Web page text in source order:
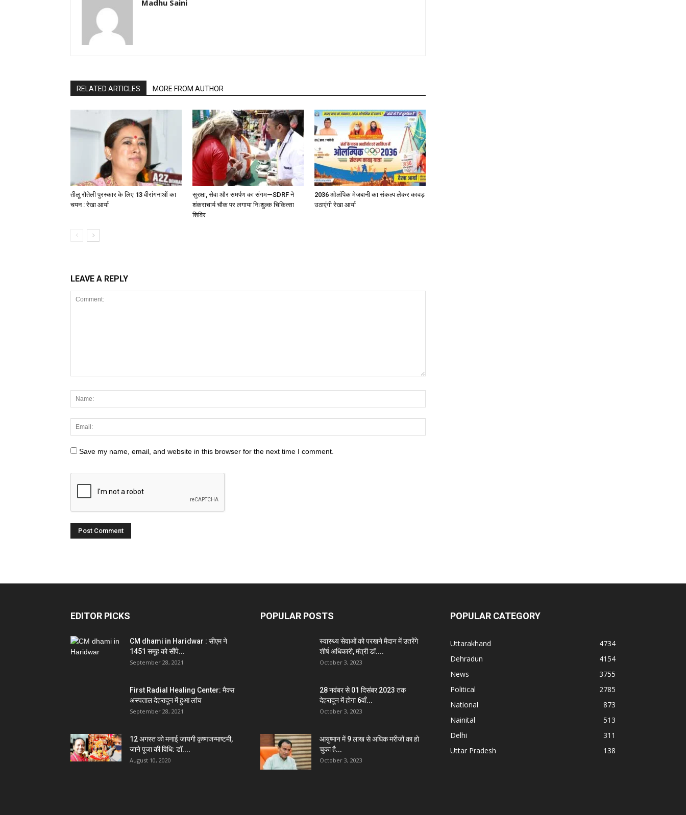
Madhu Saini
RELATED ARTICLES MORE FROM AUTHOR
तीलू रौतेली पुरस्कार के लिए 13 वीरांगनाओं का
चयन : रेखा आर्या
सुरक्षा, सेवा और समर्पण का संगम—SDRF ने
शंकराचार्य चौक पर लगाया निःशुल्क चिकित्सा
शिविर
2036 ओलंपिक मेजबानी का संकल्प लेकर कावड़
उठाएंगी रेखा आर्या
LEAVE A REPLY
Save my name, email, and website in this browser for the next time I comment.
EDITOR PICKS
CM dhami in Haridwar : सीएम ने
1451 समूह को सौंपे...
September 28, 2021
First Radial Healing Center: मैक्स
अस्पताल देहरादून में हुआ लांच
September 28, 2021
12 अगस्त को मनाई जायगी कृष्णजन्माष्टमी,
जाने पूजा की विधि: डॉ....
August 10, 2020
POPULAR POSTS
स्वास्थ्य सेवाओं को परखने मैदान में उतरेंगे
शीर्ष अधिकारी, मंत्री डॉ....
October 3, 2023
28 नवंबर से 01 दिसंबर 2023 तक
देहरादून में होगा 6वाँ...
October 3, 2023
आयुष्मान में 9 लाख से अधिक मरीजों का हो
चुका है...
October 3, 2023
POPULAR CATEGORY
Uttarakhand
4734
Dehradun
4154
News
3755
Political
2785
National
873
Nainital
513
Delhi
311
Uttar Pradesh
138